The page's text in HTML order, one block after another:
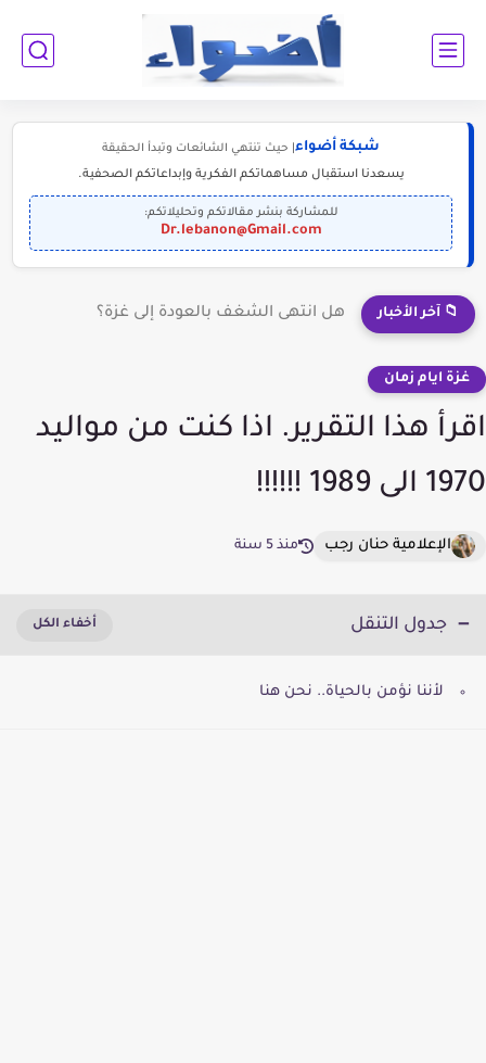
شبكة أضواء | حيث تنتهي الشائعات وتبدأ الحقيقة
يسعدنا استقبال مساهماتكم الفكرية وإبداعاتكم الصحفية.
للمشاركة بنشر مقالاتكم وتحليلاتكم:
Dr.lebanon@Gmail.com
📁 آخر الأخبار هل انتهى الشغف بالعودة إلى غزة؟
غزة ايام زمان
اقرأ هذا التقرير. اذا كنت من مواليد
1970 الى 1989 !!!!!!
الإعلامية حنان رجب منذ 5 سنة
جدول التنقل
لأننا نؤمن بالحياة.. نحن هنا